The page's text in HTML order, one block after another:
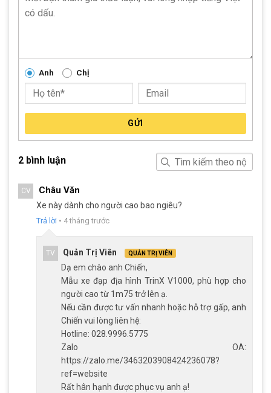
mòn, đảm bảo xe ổn định khi di chuyển trên các bề mặt trơn
di chuyển.
Lốp MAXXIC 29×2.20 của xe đạp địa hình TrinX V1000 Pro ít bị hao
Yên xe TrinX thiết kế thể thao, năng động, phù hợp với xe đạp
địa hình. Còn cọc yên thì xe sử dụng cọc yên nhôm Magix, chắc
chắn, có thể điều chỉnh yên theo chiều cao của mỗi người. Cả
yên xe và cọc yên trang bị đều mang lại cho người sử dụng sự
thoải mái và êm ái trong suốt quá trình di chuyển.
Anh Chị
GỬI
2 bình luận
CV Châu Văn
Xe này dành cho người cao bao ngiêu?
Trả lời • 4 tháng trước
TV Quản Trị Viên QUẢN TRỊ VIÊN
Dạ em chào anh Chiến,
Mẫu xe đạp địa hình TrinX V1000, phù hợp cho
người cao từ 1m75 trở lên ạ.
Nếu cần được tư vấn nhanh hoặc hỗ trợ gấp, anh
Chiến vui lòng liên hệ:
Hotline: 028.9996.5775
Zalo OA:
https://zalo.me/3463203908424236078?
ref=website
Rất hân hạnh được phục vụ anh ạ!